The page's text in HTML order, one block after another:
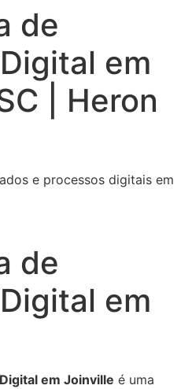
de
em
| Heron
e processos digitais em
de
em
em Joinville é uma